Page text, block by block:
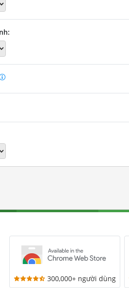
300,000+ người dùng